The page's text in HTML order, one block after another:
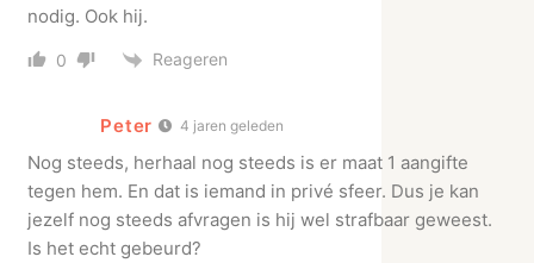
nodig. Ook hij.
0 Reageren
Peter 4 jaren geleden
Nog steeds, herhaal nog steeds is er maat 1 aangifte
tegen hem. En dat is iemand in privé sfeer. Dus je kan
jezelf nog steeds afvragen is hij wel strafbaar geweest.
Is het echt gebeurd?